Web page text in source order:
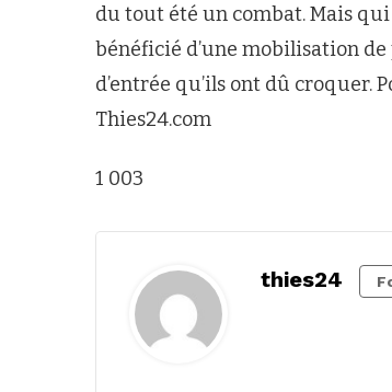
du tout été un combat. Mais
bénéficié d’une mobilisation
d’entrée qu’ils ont dû croquer.
Thies24.com
1 003
thies24